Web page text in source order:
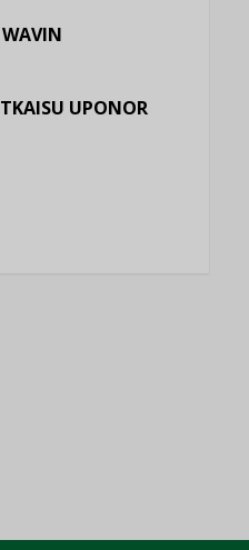
UPONOR